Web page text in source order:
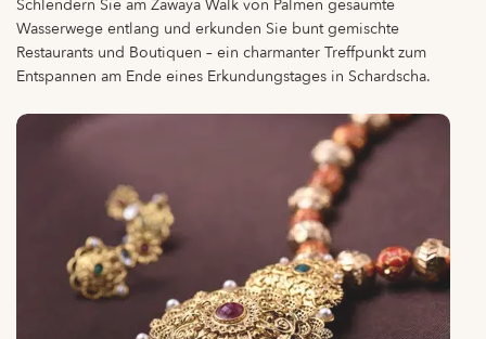
Wasserwege entlang und erkunden Sie bunt gemischte
Restaurants und Boutiquen – ein charmanter Treffpunkt zum
Entspannen am Ende eines Erkundungstages in Schardscha.